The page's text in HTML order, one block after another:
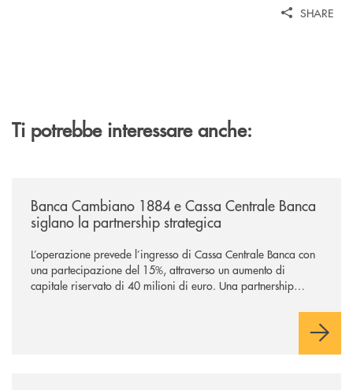
SHARE
Ti potrebbe interessare anche:
Banca Cambiano 1884 e Cassa Centrale Banca
siglano la partnership strategica
L’operazione prevede l’ingresso di Cassa Centrale Banca con
una partecipazione del 15%, attraverso un aumento di
capitale riservato di 40 milioni di euro. Una partnership
comuni e sulla prossimità ai territori, per ampliare l’offerta e